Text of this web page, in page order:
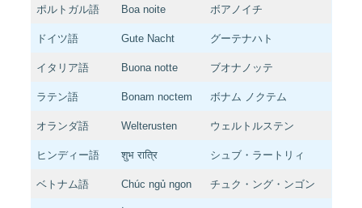
ポルトガル語 Boa noite ボアノイチ
ドイツ語 Gute Nacht グーテナハト
イタリア語 Buona notte ブオナノッテ
ラテン語 Bonam noctem ボナム ノクテム
オランダ語 Welterusten ウェルトルステン
ヒンディー語 शुभ रात्रि シュブ・ラートリィ
ベトナム語 Chúc ngủ ngon チュク・ング・ンゴン